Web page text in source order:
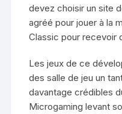
devez choisir un site
agréé pour jouer à la
Classic pour recevoir
Les jeux de ce
des salle de jeu un
davantage crédibles
Microgaming levant